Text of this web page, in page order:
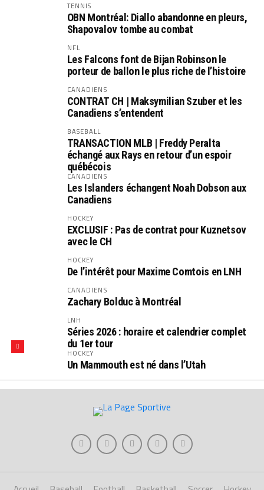
TENNIS
OBN Montréal: Diallo abandonne en pleurs,
Shapovalov tombe au combat
NFL
Les Falcons font de Bijan Robinson le
porteur de ballon le plus riche de l’histoire
CANADIENS
CONTRAT CH | Maksymilian Szuber et les
Canadiens s’entendent
BASEBALL
TRANSACTION MLB | Freddy Peralta
échangé aux Rays en retour d’un espoir
québécois
CANADIENS
Les Islanders échangent Noah Dobson aux
Canadiens
HOCKEY
EXCLUSIF : Pas de contrat pour Kuznetsov
avec le CH
HOCKEY
De l’intérêt pour Maxime Comtois en LNH
CANADIENS
Zachary Bolduc à Montréal
LNH
Séries 2026 : horaire et calendrier complet
du 1er tour
HOCKEY
Un Mammouth est né dans l’Utah